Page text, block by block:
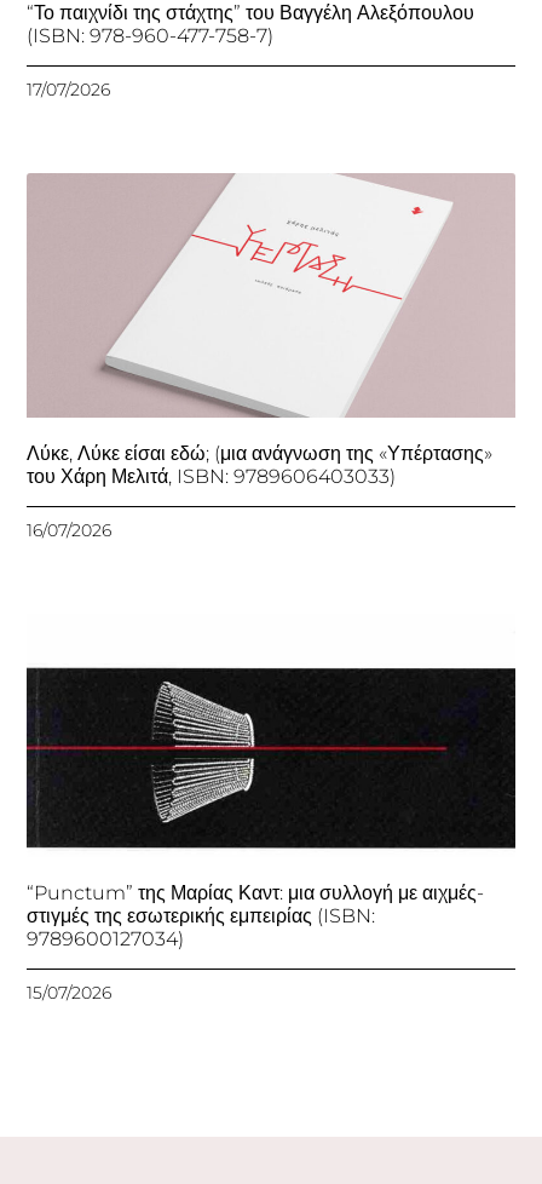
“Το παιχνίδι της στάχτης” του Βαγγέλη Αλεξόπουλου
(ISBN: 978-960-477-758-7)
17/07/2026
Λύκε, Λύκε είσαι εδώ; (μια ανάγνωση της «Υπέρτασης»
του Χάρη Μελιτά, ISBN: 9789606403033)
16/07/2026
“Punctum” της Μαρίας Καντ: μια συλλογή με αιχμές-
στιγμές της εσωτερικής εμπειρίας (ISBN:
9789600127034)
15/07/2026